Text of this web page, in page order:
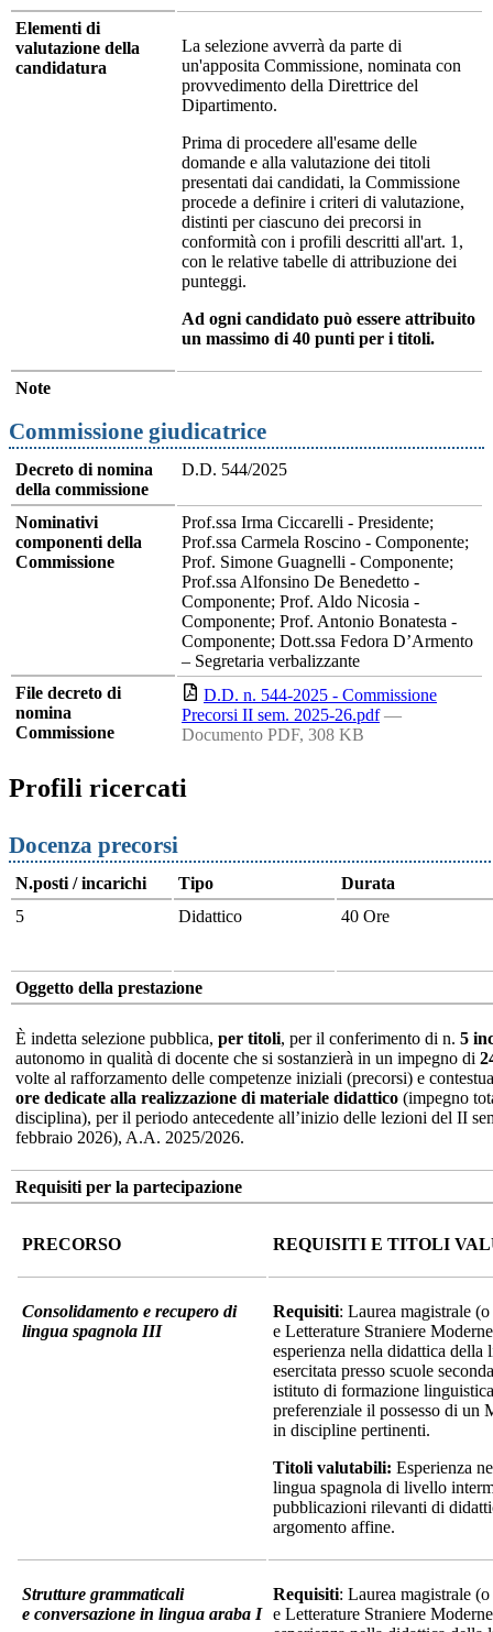
Elementi di
valutazione della
candidatura
La selezione avverrà da parte di
un'apposita Commissione, nominata con
provvedimento della Direttrice del
Dipartimento.
Prima di procedere all'esame delle
domande e alla valutazione dei titoli
presentati dai candidati, la Commissione
procede a definire i criteri di valutazione,
distinti per ciascuno dei precorsi in
conformità con i profili descritti all'art. 1,
con le relative tabelle di attribuzione dei
punteggi.
Ad ogni candidato può essere attribuito
un massimo di 40 punti per i titoli.
Note
Commissione giudicatrice
Decreto di nomina
della commissione
D.D. 544/2025
Nominativi
componenti della
Commissione
Prof.ssa Irma Ciccarelli - Presidente;
Prof.ssa Carmela Roscino - Componente;
Prof. Simone Guagnelli - Componente;
Prof.ssa Alfonsino De Benedetto -
Componente; Prof. Aldo Nicosia -
Componente; Prof. Antonio Bonatesta -
Componente; Dott.ssa Fedora D’Armento
– Segretaria verbalizzante
File decreto di
nomina
Commissione
D.D. n. 544-2025 - Commissione
Precorsi II sem. 2025-26.pdf —
Documento PDF, 308 KB
Profili ricercati
Docenza precorsi
N.posti / incarichi Tipo
Durata
5
Didattico 40 Ore
Oggetto della prestazione
È indetta selezione pubblica, per titoli, per il conferimento di n. 5
autonomo in qualità di docente che si sostanzierà in un impegno di
volte al rafforzamento delle competenze iniziali (precorsi) e
ore dedicate alla realizzazione di materiale didattico (impegno
disciplina), per il periodo antecedente all’inizio delle lezioni del II
febbraio 2026), A.A. 2025/2026.
Requisiti per la partecipazione
PRECORSO REQUISITI E TITOLI
Consolidamento e recupero di
lingua spagnola III
Requisiti: Laurea magistrale
e Letterature Straniere
esperienza nella didattica della
esercitata presso scuole
istituto di formazione
preferenziale il possesso di un
in discipline pertinenti.
Titoli valutabili: Esperienza
lingua spagnola di livello
pubblicazioni rilevanti di
argomento affine.
Strutture grammaticali
e conversazione in lingua araba I
Requisiti: Laurea magistrale
e Letterature Straniere